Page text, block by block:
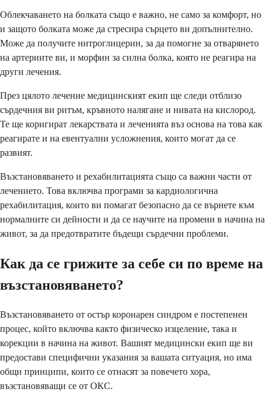
Облекчаването на болката също е важно, не само за комфорт, но
и защото болката може да стресира сърцето ви допълнително.
Може да получите нитроглицерин, за да помогне за отварянето
на артериите ви, и морфин за силна болка, която не реагира на
други лечения.
През цялото лечение медицинският екип ще следи отблизо
сърдечния ви ритъм, кръвното налягане и нивата на кислород.
Те ще коригират лекарствата и леченията въз основа на това как
реагирате и на евентуални усложнения, които могат да се
развият.
Възстановяването и рехабилитацията също са важни части от
лечението. Това включва програми за кардиологична
рехабилитация, които ви помагат безопасно да се върнете към
нормалните си дейности и да се научите на промени в начина на
живот, за да предотвратите бъдещи сърдечни проблеми.
Как да се грижите за себе си по време на
възстановяването?
Възстановяването от остър коронарен синдром е постепенен
процес, който включва както физическо изцеление, така и
корекции в начина на живот. Вашият медицински екип ще ви
предостави специфични указания за вашата ситуация, но има
общи принципи, които се отнасят за повечето хора,
възстановяващи се от ОКС.